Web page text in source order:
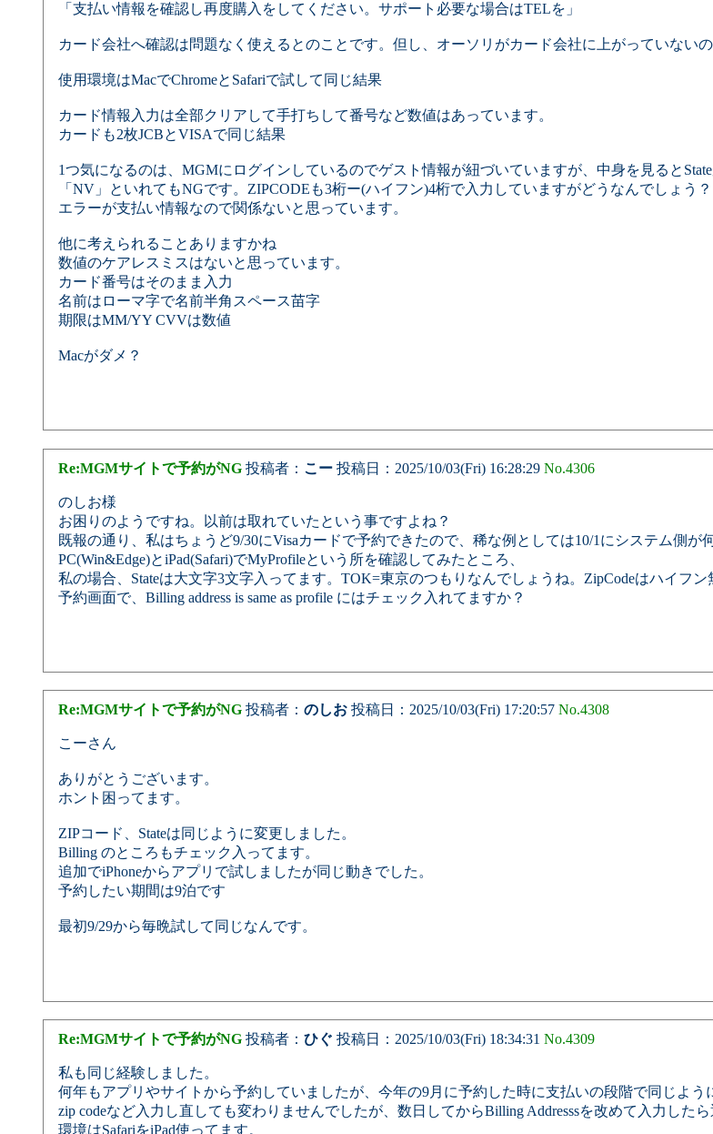
「支払い情報を確認し再度購入をしてください。サポート必要な場合はTELを」
カード会社へ確認は問題なく使えるとのことです。但し、オーソリがカード会社に上がっていない
使用環境はMacでChromeとSafariで試して同じ結果
カード情報入力は全部クリアして手打ちして番号など数値はあっています。
カードも2枚JCBとVISAで同じ結果
1つ気になるのは、MGMにログインしているのでゲスト情報が紐づいていますが、中身を見ると
「NV」といれてもNGです。ZIPCODEも3桁ー(ハイフン)4桁で入力していますがどうなんでしょう？
エラーが支払い情報なので関係ないと思っています。
他に考えられることありますかね
数値のケアレスミスはないと思っています。
カード番号はそのまま入力
名前はローマ字で名前半角スペース苗字
期限はMM/YY CVVは数値
Macがダメ？
Re:MGMサイトで予約がNG投稿者： こー投稿日：2025/10/03(Fri) 16:28:29 No.4306
のしお様
お困りのようですね。以前は取れていたという事ですよね？
既報の通り、私はちょうど9/30にVisaカードで予約できたので、稀な例としては10/1にシステム側が
PC(Win&Edge)とiPad(Safari)でMyProfileという所を確認してみたところ、
私の場合、Stateは大文字3文字入ってます。TOK=東京のつもりなんでしょうね。ZipCodeはハイフン
予約画面で、Billing address is same as profile にはチェック入れてますか？
Re:MGMサイトで予約がNG投稿者： のしお投稿日：2025/10/03(Fri) 17:20:57 No.4308
こーさん
ありがとうございます。
ホント困ってます。
ZIPコード、Stateは同じように変更しました。
Billing のところもチェック入ってます。
追加でiPhoneからアプリで試しましたが同じ動きでした。
予約したい期間は9泊です
最初9/29から毎晩試して同じなんです。
Re:MGMサイトで予約がNG投稿者： ひぐ 投稿日：2025/10/03(Fri) 18:34:31 No.4309
私も同じ経験しました。
何年もアプリやサイトから予約していましたが、今年の9月に予約した時に支払いの段階で同じよう
zip codeなど入力し直しても変わりませんでしたが、数日してからBilling Addresssを改めて入力したら
環境はSafariをiPad使ってます。